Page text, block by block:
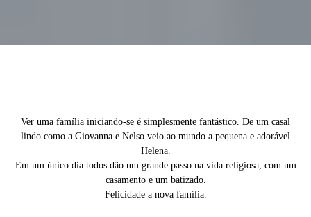
Ver uma família iniciando-se é simplesmente fantástico. De um casal
lindo como a Giovanna e Nelso veio ao mundo a pequena e adorável
Helena.
Em um único dia todos dão um grande passo na vida religiosa, com um
casamento e um batizado.
Felicidade a nova família.